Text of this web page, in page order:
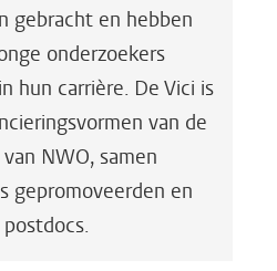
gebracht en hebben
onderzoekers
hun carrière. De Vici is
van de
NWO, samen
gepromoveerden en